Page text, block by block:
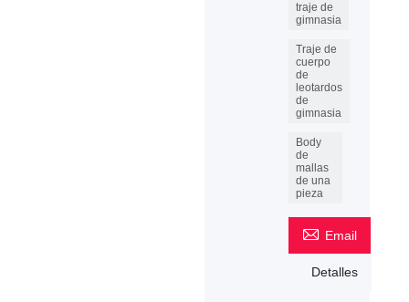
traje de
gimnasia
Traje de
cuerpo
de
leotardos
de
gimnasia
Body
de
mallas
de una
pieza
 Email
Detalles